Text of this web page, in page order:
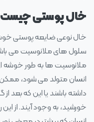
خال پوستی
خال نوعی ضایعه پوستی
سلول های ملانوسیت می
ملانوسیت ها به طور خوشه ای
انسان متولد می شود،
داشته باشند یا این که بعد
خورشید، به وجود آیند. از